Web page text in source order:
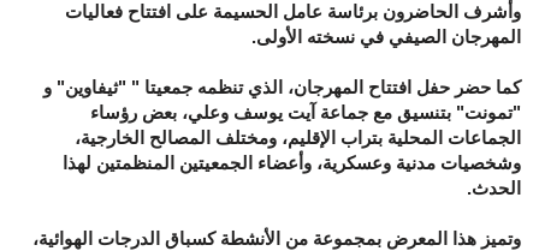
وأشرف الحاضرون برئاسة عامل الحسيمة على افتتاح فعاليات
المهرجان الصيفي في نسخته الأولى.
كما حضر حفل افتتاح المهرجان، الذي تنظمه جمعيتا " "ثيفاوين" و
"تمونت" بتنسيق مع جماعة آيت يوسف وعلي، بعض رؤساء
الجماعات المحلية بتراب الإقليم، ومختلف المصالح الخارجية،
وشخصيات مدنية وعسكرية، وأعضاء الجمعيتين المنظمتين لهذا
الحدث.
وتميز هذا المعرض بمجموعة من الأنشطة كسباق الدرجات الهوائية،